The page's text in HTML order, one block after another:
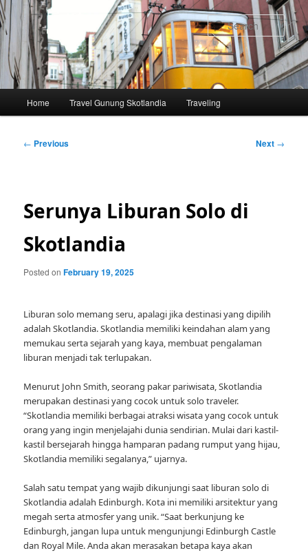
Skip
to
primary
content
Home Travel Gunung Skotlandia Traveling
Post
← Previous Next →
Serunya Liburan Solo di
Skotlandia
Posted onFebruary 19, 2025
Liburan solo memang seru, apalagi jika destinasi yang dipilih
adalah Skotlandia. Skotlandia memiliki keindahan alam yang
memukau serta sejarah yang kaya, membuat pengalaman
liburan menjadi tak terlupakan.
Menurut John Smith, seorang pakar pariwisata, Skotlandia
merupakan destinasi yang cocok untuk solo traveler.
“Skotlandia memiliki berbagai atraksi wisata yang cocok untuk
orang yang ingin menjelajahi dunia sendirian. Mulai dari kastil-
kastil bersejarah hingga hamparan padang rumput yang hijau,
Skotlandia memiliki segalanya,” ujarnya.
Salah satu tempat yang wajib dikunjungi saat liburan solo di
Skotlandia adalah Edinburgh. Kota ini memiliki arsitektur yang
megah serta atmosfer yang unik. “Saat berkunjung ke
Edinburgh, jangan lupa untuk mengunjungi Edinburgh Castle
dan Royal Mile. Anda akan merasakan betapa kaya akan